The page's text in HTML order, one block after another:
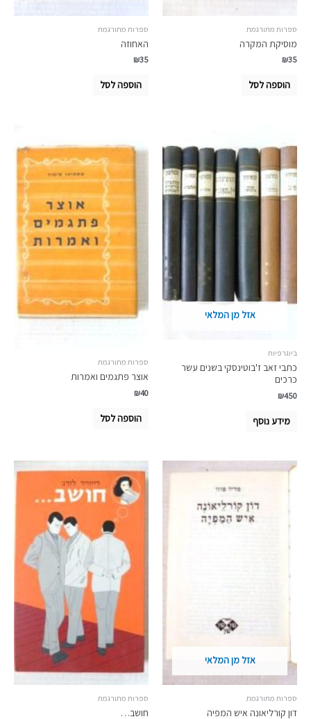
ספרות מתורגמת
מוסיקת המקרה
₪35
הוספה לסל
ספרות מתורגמת
האחוזה
₪35
הוספה לסל
אזל מן המלאי
ביוגרפיות
כתבי זאב ז'בוטינסקי בשנים עשר
כרכים
₪450
מידע נוסף
ספרות מתורגמת
אוצר פתגמים ואמרות
₪40
הוספה לסל
אזל מן המלאי
ספרות מתורגמת
דון קורליאונה איש המפיה
ספרות מתורגמת
חושב…